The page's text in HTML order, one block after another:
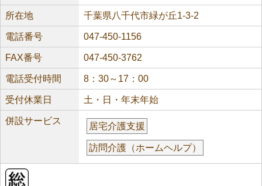
所在地 千葉県八千代市緑が丘1-3-2
電話番号 047-450-1156
FAX番号 047-450-3762
電話受付時間 8：30～17：00
受付休業日 土・日・年末年始
併設サービス
居宅介護支援
訪問介護（ホームヘルプ）